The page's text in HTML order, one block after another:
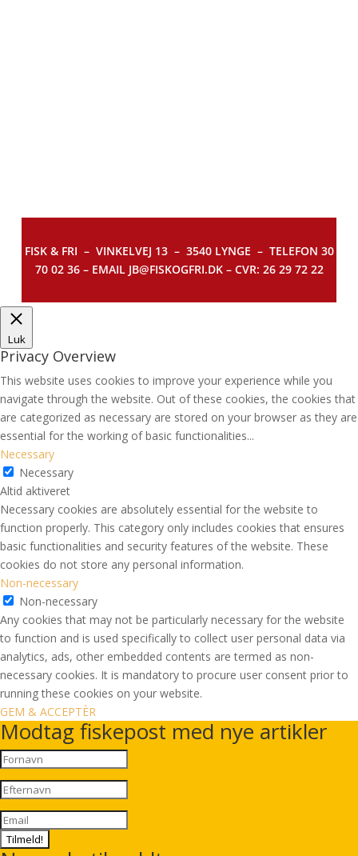
FISK & FRI – VINKELVEJ 13 – 3540 LYNGE – TELEFON 30
70 02 36 – EMAIL JB@FISKOGFRI.DK – CVR: 26 29 72 22
Luk
Privacy Overview
This website uses cookies to improve your experience while you
navigate through the website. Out of these cookies, the cookies that
are categorized as necessary are stored on your browser as they are
essential for the working of basic functionalities...
Necessary
Necessary
Altid aktiveret
Necessary cookies are absolutely essential for the website to
function properly. This category only includes cookies that ensures
basic functionalities and security features of the website. These
cookies do not store any personal information.
Non-necessary
Non-necessary
Any cookies that may not be particularly necessary for the website
to function and is used specifically to collect user personal data via
analytics, ads, other embedded contents are termed as non-
necessary cookies. It is mandatory to procure user consent prior to
running these cookies on your website.
GEM & ACCEPTÈR
Modtag fiskepost med nye artikler
Tilmeld!